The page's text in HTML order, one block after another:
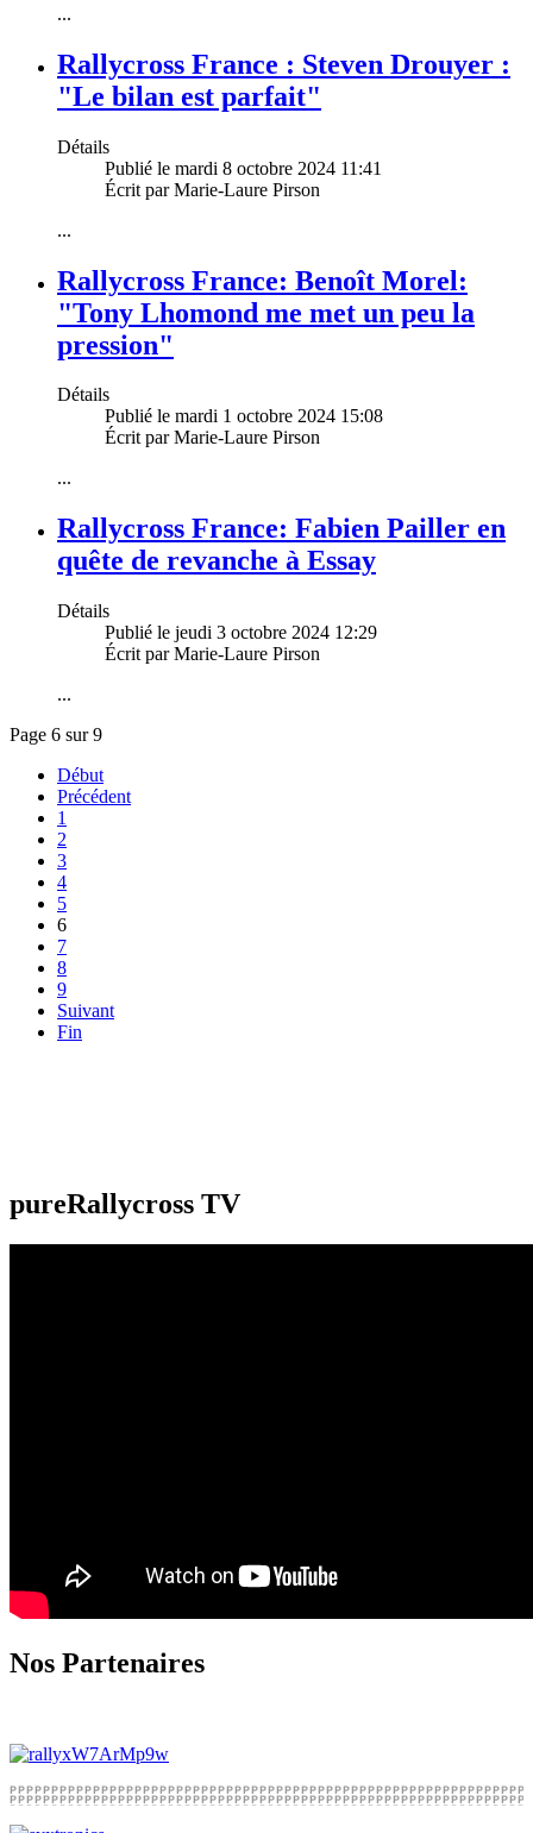
...
Rallycross France : Steven Drouyer :
"Le bilan est parfait"
Détails
Publié le mardi 8 octobre 2024 11:41
Écrit par Marie-Laure Pirson
...
Rallycross France: Benoît Morel:
"Tony Lhomond me met un peu la
pression"
Détails
Publié le mardi 1 octobre 2024 15:08
Écrit par Marie-Laure Pirson
...
Rallycross France: Fabien Pailler en
quête de revanche à Essay
Détails
Publié le jeudi 3 octobre 2024 12:29
Écrit par Marie-Laure Pirson
...
Page 6 sur 9
Début
Précédent
1
2
3
4
5
6
7
8
9
Suivant
Fin
pureRallycross TV
Nos Partenaires